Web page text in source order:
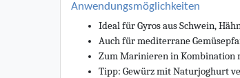
Anwendungsmöglichkeiten
Ideal für Gyros aus Schwein,
Auch für mediterrane
Zum Marinieren in Kombination
Tipp: Gewürz mit Naturjoghurt